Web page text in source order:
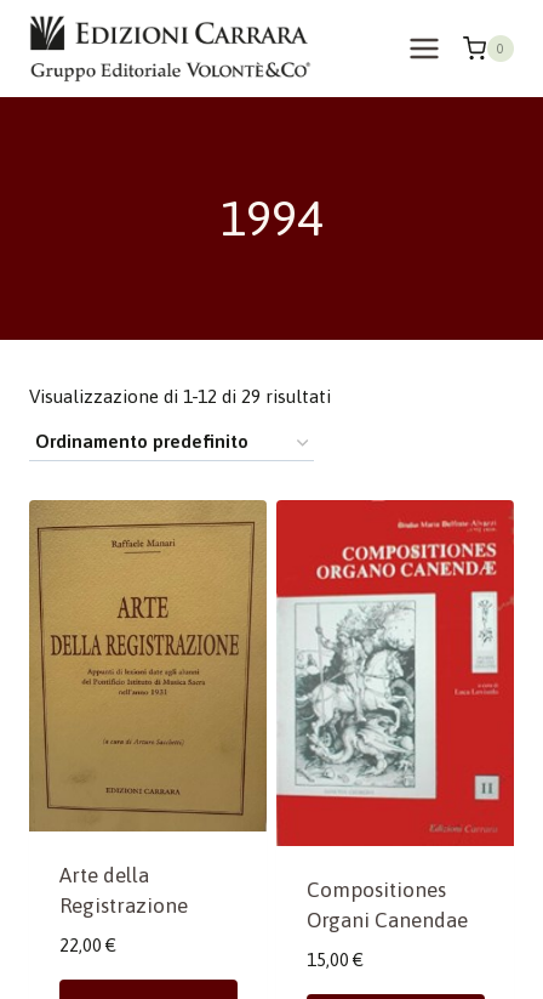
Salta
contenuto
0
1994
Visualizzazione di 1-12 di 29 risultati
Arte della
Registrazione
22,00 €
Compositiones
Organi Canendae
15,00 €